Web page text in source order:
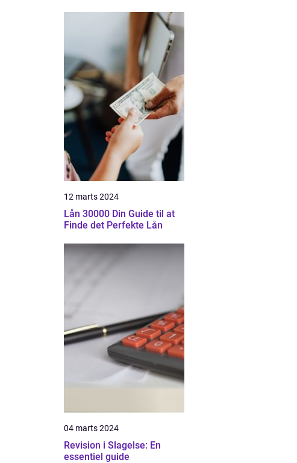
12 marts 2024
Lån 30000 Din Guide til at
Finde det Perfekte Lån
04 marts 2024
Revision i Slagelse: En
essentiel guide